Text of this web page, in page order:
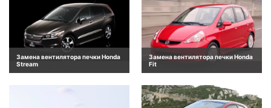
Замена вентилятора печки Honda
Stream
Замена вентилятора печки Honda
Fit